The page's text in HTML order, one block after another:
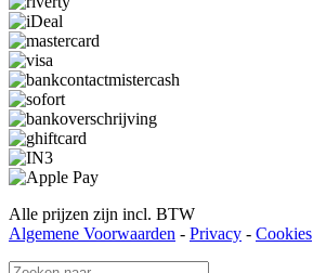
Alle prijzen zijn incl. BTW
Algemene Voorwaarden - Privacy - Cookies